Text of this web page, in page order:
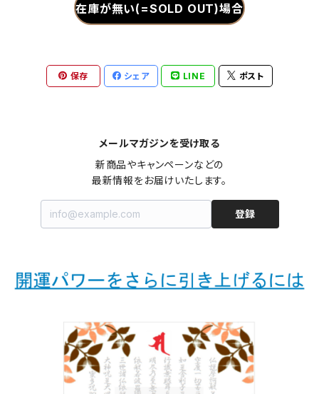
在庫が無い(=SOLD OUT)場合
保存 シェア LINE ポスト
メールマガジンを受け取る
新商品やキャンペーンなどの
最新情報をお届けいたします。
登録